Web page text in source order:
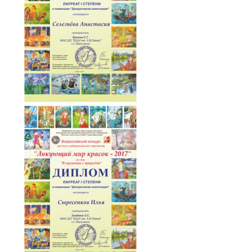
093-ZqovZxyHsmY